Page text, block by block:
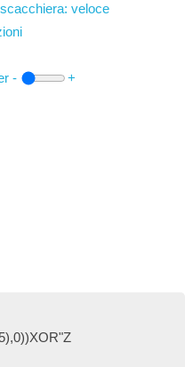
veloce
-
+